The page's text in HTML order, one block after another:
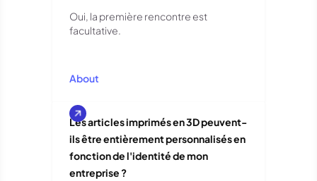
Oui, la première rencontre est
facultative.
About
Les articles imprimés en 3D peuvent-
ils être entièrement personnalisés en
fonction de l'identité de mon
entreprise ?